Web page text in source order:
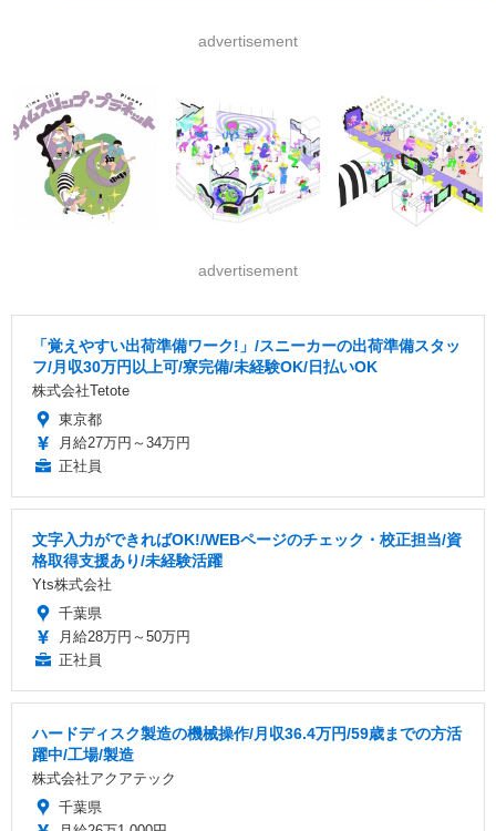
advertisement
advertisement
「覚えやすい出荷準備ワーク!」/スニーカーの出荷準備スタッ
フ/月収30万円以上可/寮完備/未経験OK/日払いOK
株式会社Tetote
東京都
月給27万円～34万円
正社員
文字入力ができればOK!/WEBページのチェック・校正担当/資
格取得支援あり/未経験活躍
Yts株式会社
千葉県
月給28万円～50万円
正社員
ハードディスク製造の機械操作/月収36.4万円/59歳までの方活
躍中/工場/製造
株式会社アクアテック
千葉県